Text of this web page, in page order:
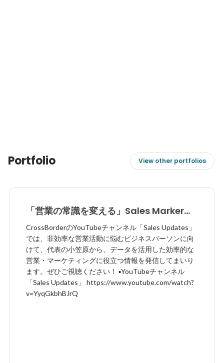
Portfolio View other portfolios
「営業の常識を変える」Sales Markerの
YouTubeチャンネル【Sales Update】
CrossBorderのYouTubeチャンネル「Sales Updates」
では、非効率な営業活動に悩むビジネスパーソンに向
けて、代表の小笠原から、データを活用した効率的な
営業・マーケティングに役立つ情報を発信してまいり
ます。ぜひご視聴ください！ ▪︎YouTubeチャンネル
「Sales Updates」 https://www.youtube.com/watch?
v=YyqGkbhBJrQ